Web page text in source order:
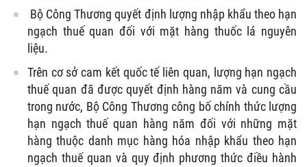
Bộ Công Thương quyết định lượng nhập khẩu theo hạn
ngạch thuế quan đối với mặt hàng thuốc lá nguyên
liệu.
Trên cơ sở cam kết quốc tế liên quan, lượng hạn ngạch
thuế quan đã được quyết định hàng năm và cung cầu
trong nước, Bộ Công Thương công bố chính thức lượng
hạn ngạch thuế quan hàng năm đối với những mặt
hàng thuộc danh mục hàng hóa nhập khẩu theo hạn
ngạch thuế quan và quy định phương thức điều hành